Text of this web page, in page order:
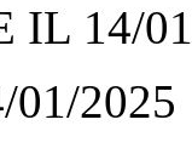
IL 14/
01/2025